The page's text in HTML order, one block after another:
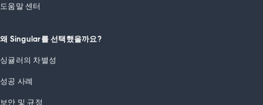
도움말 센터
왜 Singular를 선택했을까요?
싱귤러의 차별성
성공 사례
보안 및 규정